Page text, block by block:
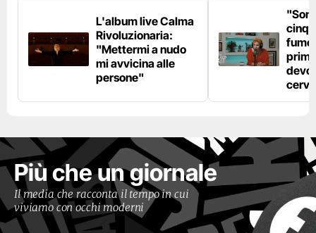
L'album live Calma
Rivoluzionaria:
"Mettermi a nudo
mi avvicina alle
persone"
fumo
devo
Più che un giornale
Il media che racconta il tempo in cui
viviamo con occhi moderni